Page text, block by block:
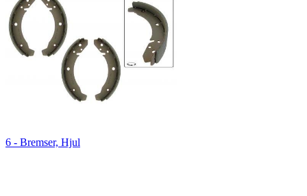
6 - Bremser, Hjul